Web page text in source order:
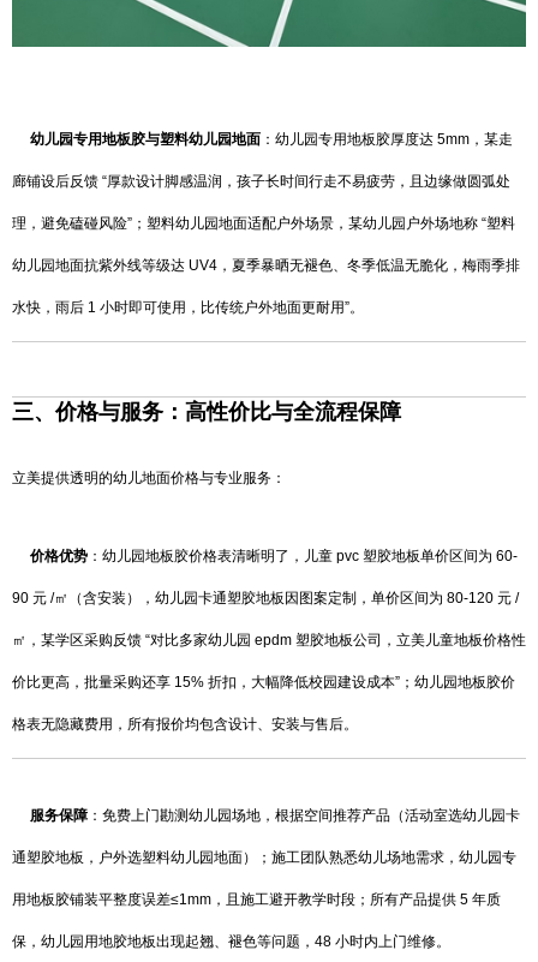
幼儿园专用地板胶与塑料幼儿园地面 ：幼儿园专用地板胶厚度达 5mm，某走
廊铺设后反馈 “厚款设计脚感温润，孩子长时间行走不易疲劳，且边缘做圆弧处
理，避免磕碰风险”；塑料幼儿园地面适配户外场景，某幼儿园户外场地称 “塑料
幼儿园地面抗紫外线等级达 UV4，夏季暴晒无褪色、冬季低温无脆化，梅雨季排
水快，雨后 1 小时即可使用，比传统户外地面更耐用”。
三、价格与服务：高性价比与全流程保障
立美提供透明的幼儿地面价格与专业服务：
价格优势 ：幼儿园地板胶价格表清晰明了，儿童 pvc 塑胶地板单价区间为 60-
90 元 /㎡（含安装），幼儿园卡通塑胶地板因图案定制，单价区间为 80-120 元 /
㎡，某学区采购反馈 “对比多家幼儿园 epdm 塑胶地板公司，立美儿童地板价格性
价比更高，批量采购还享 15% 折扣，大幅降低校园建设成本”；幼儿园地板胶价
格表无隐藏费用，所有报价均包含设计、安装与售后。
服务保障 ：免费上门勘测幼儿园场地，根据空间推荐产品（活动室选幼儿园卡
通塑胶地板，户外选塑料幼儿园地面）；施工团队熟悉幼儿场地需求，幼儿园专
用地板胶铺装平整度误差≤1mm，且施工避开教学时段；所有产品提供 5 年质
保，幼儿园用地胶地板出现起翘、褪色等问题，48 小时内上门维修。